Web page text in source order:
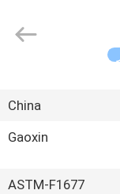
China
Gaoxin
ASTM-F1677